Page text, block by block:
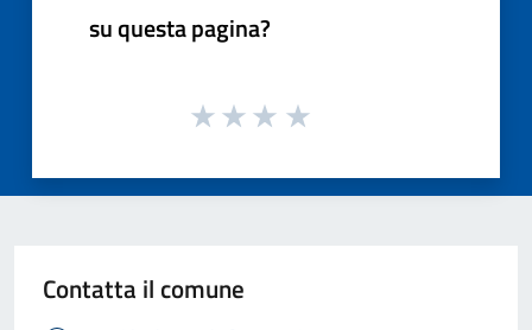
su questa pagina?
Contatta il comune